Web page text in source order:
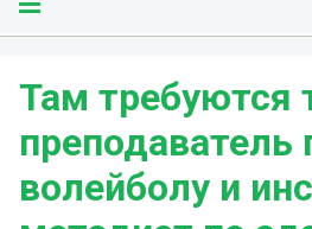
Там требуются
преподаватель
волейболу и